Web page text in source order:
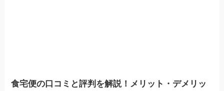
食宅便の口コミと評判を解説！メリット・デメリッ